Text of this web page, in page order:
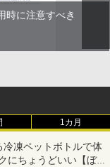
時に注意すべき
1カ月
凍ペットボトルで体
にちょうどいい【ぼっ